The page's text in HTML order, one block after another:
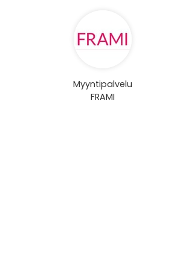
Myyntipalvelu
FRAMI